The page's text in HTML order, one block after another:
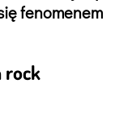
fenomenem
rock